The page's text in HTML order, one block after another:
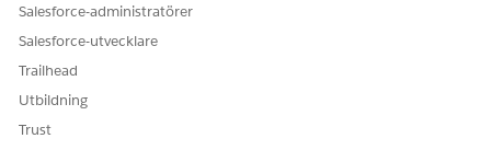
Salesforce-administratörer
Salesforce-utvecklare
Trailhead
Utbildning
Trust